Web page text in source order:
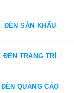
ĐÈN SÂN KHẤU
ĐÈN TRANG TRÍ
ĐÈN QUẢNG CÁO